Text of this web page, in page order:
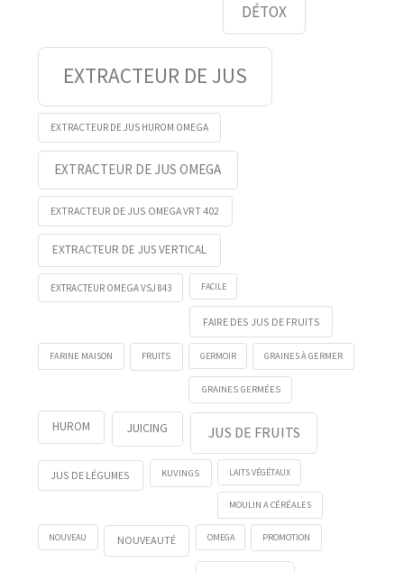
DÉTOX
EXTRACTEUR DE JUS
EXTRACTEUR DE JUS HUROM OMEGA
EXTRACTEUR DE JUS OMEGA
EXTRACTEUR DE JUS OMEGA VRT 402
EXTRACTEUR DE JUS VERTICAL
EXTRACTEUR OMEGA VSJ 843 FACILE
FAIRE DES JUS DE FRUITS
FARINE MAISON FRUITS GERMOIR GRAINES À GERMER
GRAINES GERMÉES
HUROM JUICING JUS DE FRUITS
JUS DE LÉGUMES KUVINGS LAITS VÉGÉTAUX
MOULIN A CÉRÉALES
NOUVEAU NOUVEAUTÉ OMEGA PROMOTION